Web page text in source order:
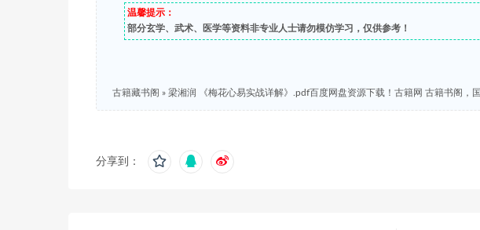
温馨提示：
部分玄学、武术、医学等资料非专业人士请勿模仿学习，仅供参考！
古籍藏书阁 » 梁湘润 《梅花心易实战详解》.pdf百度网盘资源下载！古籍网 古籍书阁，
分享到：